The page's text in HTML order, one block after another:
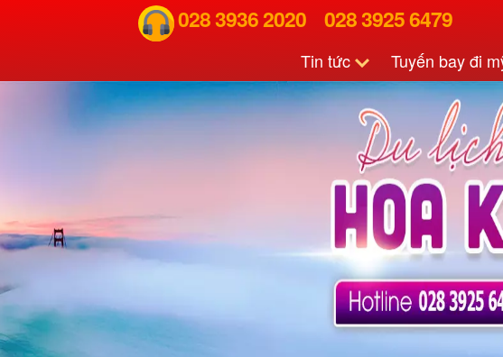
028 3936 2020 028 3925 6479
Tin tức Tuyến bay đi